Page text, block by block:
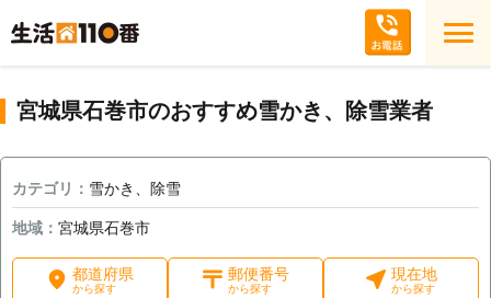
宮城県石巻市のおすすめ雪かき、除雪業者
カテゴリ： 雪かき、除雪
地域： 宮城県石巻市
都道府県
から探す
郵便番号
から探す
現在地
から探す